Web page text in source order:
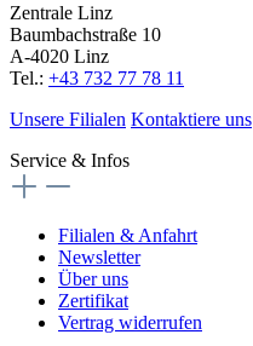
Zentrale Linz
Baumbachstraße 10
A-4020 Linz
Tel.: +43 732 77 78 11
Unsere Filialen Kontaktiere uns
Service & Infos
Filialen & Anfahrt
Newsletter
Über uns
Zertifikat
Vertrag widerrufen